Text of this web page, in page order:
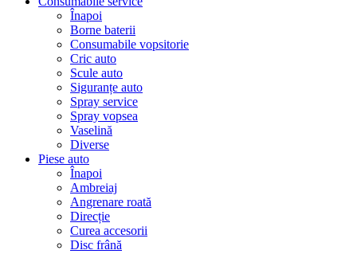
Înapoi
Borne baterii
Consumabile vopsitorie
Cric auto
Scule auto
Siguranțe auto
Spray service
Spray vopsea
Vaselină
Diverse
Piese auto
Înapoi
Ambreiaj
Angrenare roată
Direcție
Curea accesorii
Disc frână